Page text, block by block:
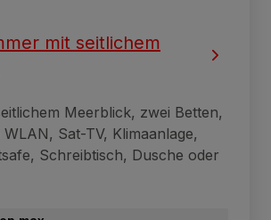
mit seitlichem
Meerblick, zwei Betten,
Sat-TV, Klimaanlage,
Schreibtisch, Dusche oder